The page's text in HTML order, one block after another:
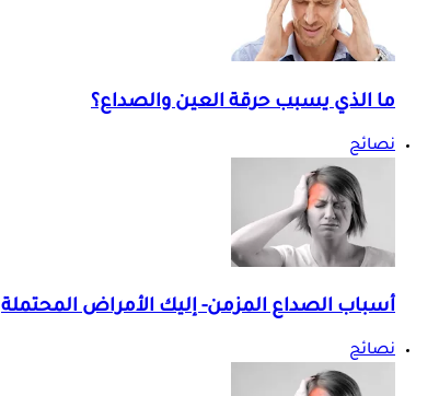
ما الذي يسبب حرقة العين والصداع؟
نصائح
أسباب الصداع المزمن- إليك الأمراض المحتملة
نصائح